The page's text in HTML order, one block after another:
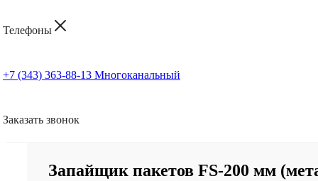
Телефоны
+7 (343) 363-88-13 Многоканальный
Заказать звонок
Запайщик пакетов FS-200 мм